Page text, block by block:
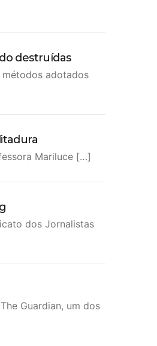
destruídas
adotados
Mariluce […]
dos Jornalistas
Guardian, um dos